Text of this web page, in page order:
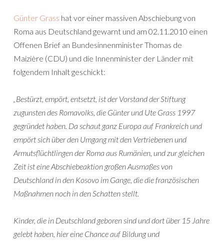
Günter Grass hat vor einer massiven Abschiebung von
Roma aus Deutschland gewarnt und am 02.11.2010 einen
Offenen Brief an Bundesinnenminister Thomas de
Maizière (CDU) und die Innenminister der Länder mit
folgendem Inhalt geschickt:
„Bestürzt, empört, entsetzt, ist der Vorstand der Stiftung
zugunsten des Romavolks, die Günter und Ute Grass 1997
gegründet haben. Da schaut ganz Europa auf Frankreich und
empört sich über den Umgang mit den Vertriebenen und
Armutsflüchtlingen der Roma aus Rumänien, und zur gleichen
Zeit ist eine Abschiebeaktion großen Ausmaßes von
Deutschland in den Kosovo im Gange, die die französischen
Maßnahmen noch in den Schatten stellt.
Kinder, die in Deutschland geboren sind und dort über 15 Jahre
gelebt haben, hier eine Chance auf Bildung und